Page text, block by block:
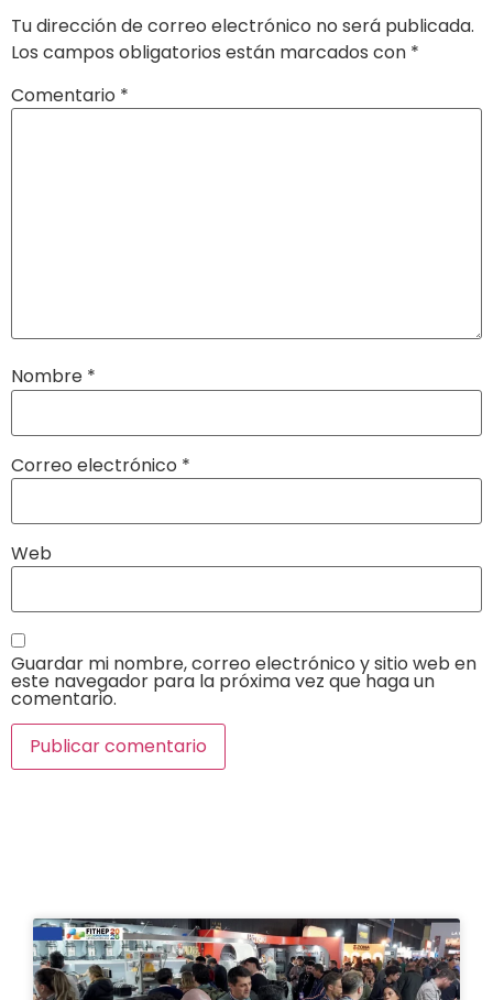
Tu dirección de correo electrónico no será publicada.
Los campos obligatorios están marcados con *
Comentario *
Nombre *
Correo electrónico *
Web
Guardar mi nombre, correo electrónico y sitio web en
este navegador para la próxima vez que haga un
comentario.